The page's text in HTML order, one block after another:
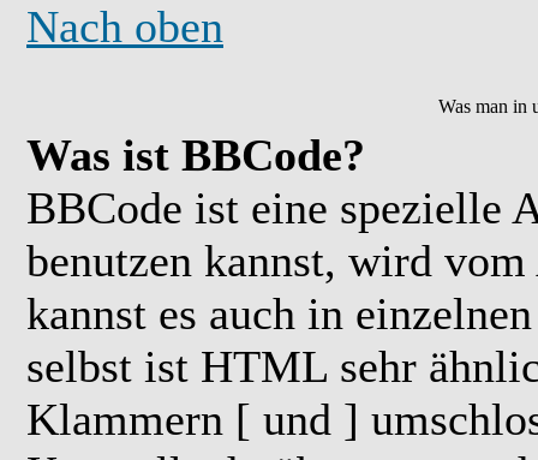
Nach oben
Was man in
Was ist BBCode?
BBCode ist eine spezielle
benutzen kannst, wird
kannst es auch in
selbst ist HTML sehr
Klammern [ und ]